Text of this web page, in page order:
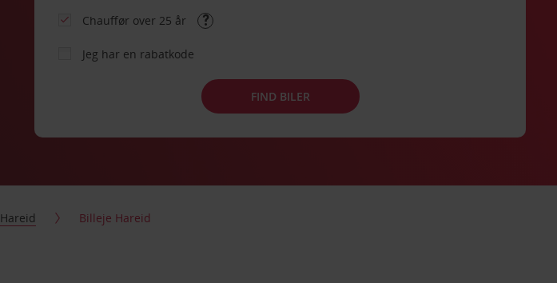
Chauffør over 25 år
Jeg har en rabatkode
FIND BILER
Hareid Billeje Hareid